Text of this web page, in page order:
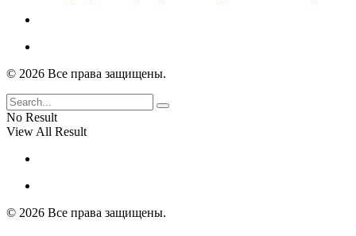
© 2026 Все права защищены.
No Result
View All Result
© 2026 Все права защищены.